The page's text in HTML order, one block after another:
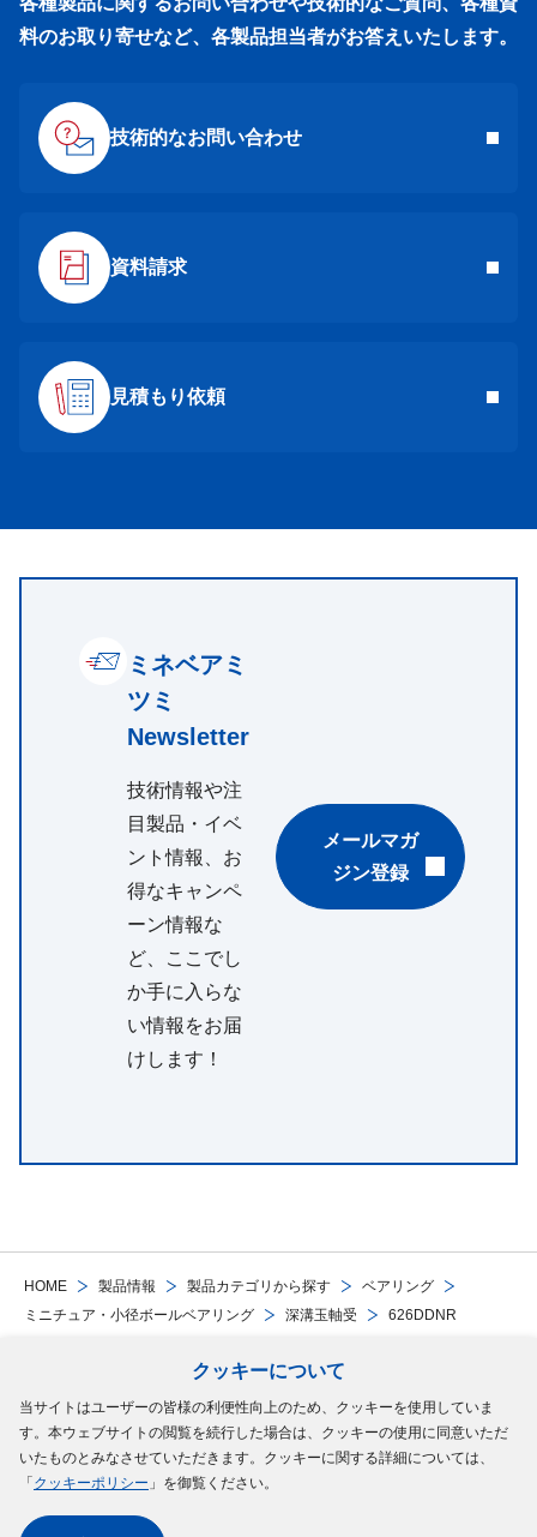
クッキーについて
当サイトはユーザーの皆様の利便性向上のため、クッキーを使用していま
す。本ウェブサイトの閲覧を続行した場合は、クッキーの使用に同意いただ
いたものとみなさせていただきます。クッキーに関する詳細については、
「 クッキーポリシー 」を御覧ください。
HOME 製品情報 製品カテゴリから探す
ベアリング
ミニチュア・小径ボールベアリング
深溝玉軸受 626DDNR
料のお取り寄せなど、各製品担当者がお答えいたします。
技術的なお問い合わせ
資料請求
見積もり依頼
ミネベアミ
ツミ
Newsletter
技術情報や注
目製品・イベ
ント情報、お
得なキャンペ
ーン情報な
ど、ここでし
か手に入らな
い情報をお届
けします！
メールマガ
ジン登録
サイトマップご利用規約個人情報の保護についてクッキーポリシー
ソーシャルメディアポリシー